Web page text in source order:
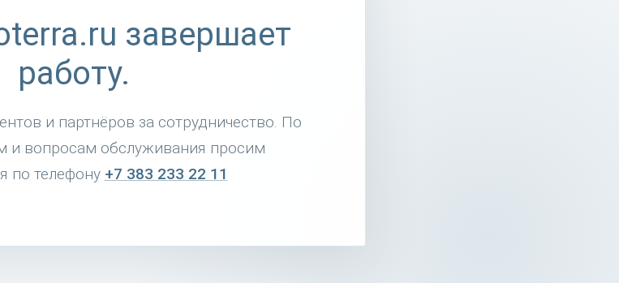
завершает
работу.
и партнёров за сотрудничество. По
и вопросам обслуживания просим
по телефону +7 383 233 22 11